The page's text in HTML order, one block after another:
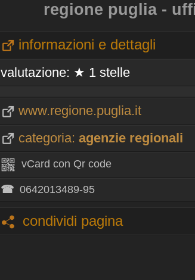
regione puglia -
informazioni e dettagli
valutazione: ★ 1 stelle
www.regione.puglia.it
categoria: agenzie regionali
vCard con Qr code
☎ 0642013489-95
condividi pagina